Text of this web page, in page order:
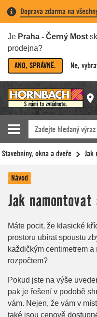
Doprava zdarma na
Je Praha - Černý Most
prodejna?
ANO, SPRÁVNĚ. Ne,